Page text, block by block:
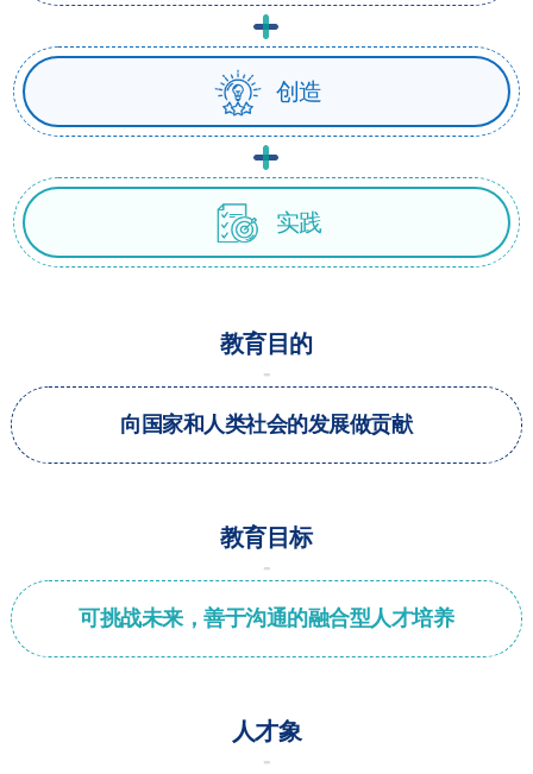
创造
实践
教育目的
向国家和人类社会的发展做贡献
教育目标
可挑战未来，善于沟通的融合型人才培养
人才象